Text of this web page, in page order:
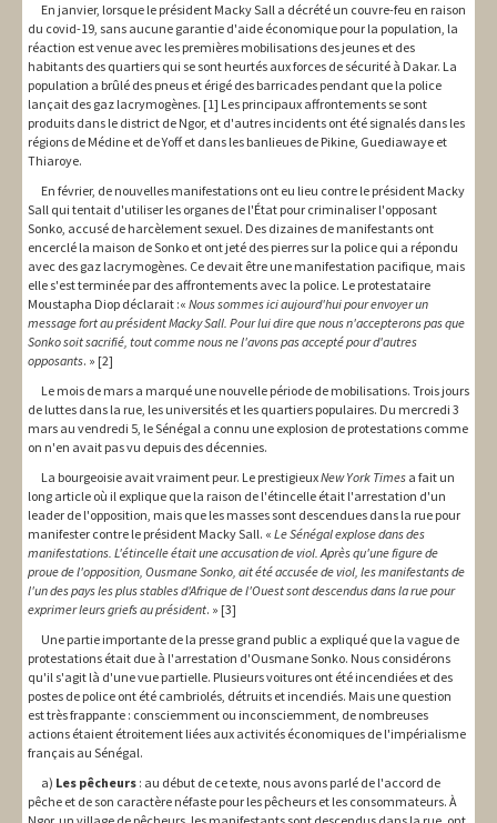
En janvier, lorsque le président Macky Sall a décrété un couvre-feu en raison
du covid-19, sans aucune garantie d'aide économique pour la population, la
réaction est venue avec les premières mobilisations des jeunes et des
habitants des quartiers qui se sont heurtés aux forces de sécurité à Dakar. La
population a brûlé des pneus et érigé des barricades pendant que la police
lançait des gaz lacrymogènes. [1] Les principaux affrontements se sont
produits dans le district de Ngor, et d'autres incidents ont été signalés dans les
régions de Médine et de Yoff et dans les banlieues de Pikine, Guediawaye et
Thiaroye.
En février, de nouvelles manifestations ont eu lieu contre le président Macky
Sall qui tentait d'utiliser les organes de l'État pour criminaliser l'opposant
Sonko, accusé de harcèlement sexuel. Des dizaines de manifestants ont
encerclé la maison de Sonko et ont jeté des pierres sur la police qui a répondu
avec des gaz lacrymogènes. Ce devait être une manifestation pacifique, mais
elle s'est terminée par des affrontements avec la police. Le protestataire
Moustapha Diop déclarait :« Nous sommes ici aujourd'hui pour envoyer un
message fort au président Macky Sall. Pour lui dire que nous n'accepterons pas que
Sonko soit sacrifié, tout comme nous ne l'avons pas accepté pour d'autres
opposants. » [2]
Le mois de mars a marqué une nouvelle période de mobilisations. Trois jours
de luttes dans la rue, les universités et les quartiers populaires. Du mercredi 3
mars au vendredi 5, le Sénégal a connu une explosion de protestations comme
on n'en avait pas vu depuis des décennies.
La bourgeoisie avait vraiment peur. Le prestigieuxNew York Times a fait un
long article où il explique que la raison de l'étincelle était l'arrestation d'un
leader de l'opposition, mais que les masses sont descendues dans la rue pour
manifester contre le président Macky Sall. « Le Sénégal explose dansdes
manifestations. L'étincelle était une accusation de viol. Après qu'une figure de
proue de l'opposition, Ousmane Sonko, ait été accusée de viol, les manifestants de
l'un des pays les plus stables d'Afrique de l'Ouest sont descendus dans la rue pour
exprimer leurs griefs au président. » [3]
Une partie importante de la presse grand public a expliqué que la vague de
protestations était due à l'arrestation d'Ousmane Sonko. Nous considérons
qu'il s'agit là d'une vue partielle. Plusieurs voitures ont été incendiées et des
postes de police ont été cambriolés, détruits et incendiés. Mais une question
est très frappante : consciemment ou inconsciemment, de nombreuses
actions étaient étroitement liées aux activités économiques de l'impérialisme
français au Sénégal.
a) Les pêcheurs : au début de ce texte, nous avons parlé de l'accord de
pêche et de son caractère néfaste pour les pêcheurs et les consommateurs. À